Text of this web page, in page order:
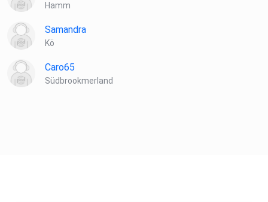
Hamm
Samandra
Kö
Caro65
Südbrookmerland